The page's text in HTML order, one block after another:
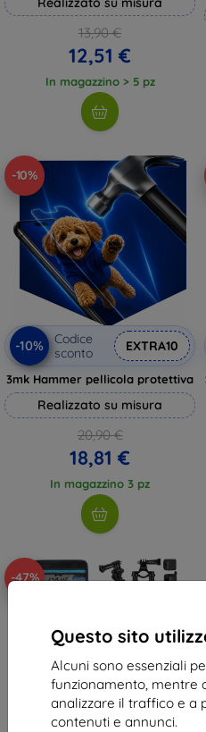
Questo sito
Alcuni sono essenziali
funzionamento, mentre
analizzare il traffico e a
contenuti e annunci.
13,90 €
12,51 €
In magazzino > 5 pz
-10%
-10%
Codice
sconto
EXTRA10
3mk Hammer pellicola protettiva
Realizzato su misura
20,90 €
18,81 €
In magazzino 3 pz
-47%